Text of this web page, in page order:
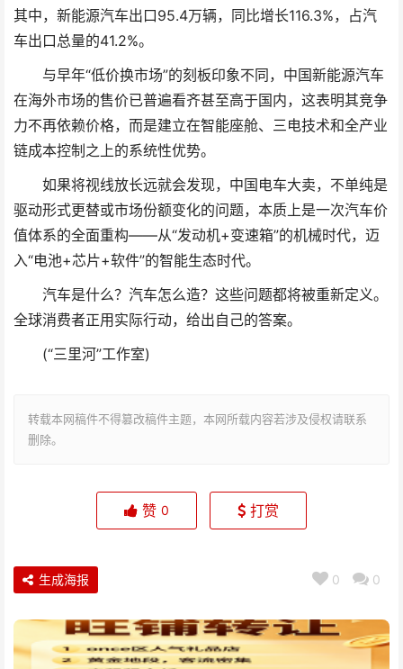
其中，新能源汽车出口95.4万辆，同比增长116.3%，占汽
车出口总量的41.2%。
与早年“低价换市场”的刻板印象不同，中国新能源汽车
在海外市场的售价已普遍看齐甚至高于国内，这表明其竞争
力不再依赖价格，而是建立在智能座舱、三电技术和全产业
链成本控制之上的系统性优势。
如果将视线放长远就会发现，中国电车大卖，不单纯是
驱动形式更替或市场份额变化的问题，本质上是一次汽车价
值体系的全面重构——从“发动机+变速箱”的机械时代，迈
入“电池+芯片+软件”的智能生态时代。
汽车是什么？汽车怎么造？这些问题都将被重新定义。
全球消费者正用实际行动，给出自己的答案。
(“三里河”工作室)
转载本网稿件不得篡改稿件主题，本网所载内容若涉及侵权请联系
删除。
赞 0 打赏
0 0
生成海报